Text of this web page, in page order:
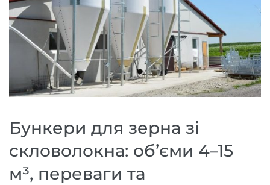
Бункери для зерна зі
скловолокна: об’єми 4–15
м³, переваги та